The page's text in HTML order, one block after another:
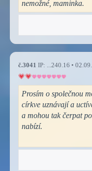
nemožné, maminka.
č.3041 IP: ...240.16 •
Prosím o společnou
církve uznávají a
a mohou tak čerpat
nabízí.